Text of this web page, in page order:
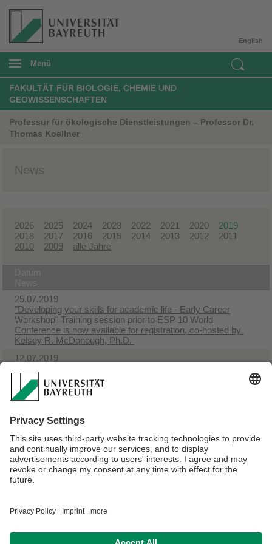
English
Menü
FAKULTÄT FÜR BIOLOGIE, CHEMIE UND
GEOWISSENSCHAFTEN
Professur für ökologische Dienstleistungen – Professor Dr.
Thomas Koellner
News
2026 2025 2024 2023 2022 2021 2020
2019
2018
2017 2016 2015 2014 2013 2012
2011
2010
2009 alle Jahre
25.07.2019
"Developing your skills for academic life - Early Career
Workshop" Training session prior to ESP 10 World
Conference is now available for registration, co-hosted by ​
Kelsey R. McDonough, Ph.D.
12.07.2019
Entwicklung "Biodiversität in Bayern“
04.06.2019
natürlichen Ressourcen", Prof. Dr. Thomas Koellner
23.04.2019
ESP10 conference: Call for abstracts for session "Tele-
coupling"